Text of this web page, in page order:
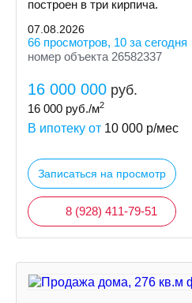
построен в три кирпича.
07.08.2026
66 просмотров, 10 за сегодня
номер объекта 26582337
16 000 000 руб.
16 000 руб./м2
В ипотеку от 10 000 р/мес
Записаться на просмотр
8 (928) 411-79-51